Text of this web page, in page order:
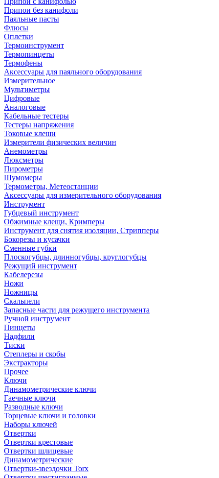
Припои без канифоли
Паяльные пасты
Флюсы
Оплетки
Термоинструмент
Термопинцеты
Термофены
Аксессуары для паяльного оборудования
Измерительное
Мультиметры
Цифровые
Аналоговые
Кабельные тестеры
Тестеры напряжения
Токовые клещи
Измерители физических величин
Анемометры
Люксметры
Пирометры
Шумомеры
Термометры, Метеостанции
Аксессуары для измерительного оборудования
Инструмент
Губцевый инструмент
Обжимные клещи, Кримперы
Инструмент для снятия изоляции, Стрипперы
Бокорезы и кусачки
Сменные губки
Плоскогубцы, длинногубцы, круглогубцы
Режущий инструмент
Кабелерезы
Ножи
Ножницы
Скальпели
Запасные части для режущего инструмента
Ручной инструмент
Пинцеты
Надфили
Тиски
Степлеры и скобы
Экстракторы
Прочее
Ключи
Динамометрические ключи
Гаечные ключи
Разводные ключи
Торцевые ключи и головки
Наборы ключей
Отвертки
Отвертки крестовые
Отвертки шлицевые
Динамометрические
Отвертки-звездочки Torx